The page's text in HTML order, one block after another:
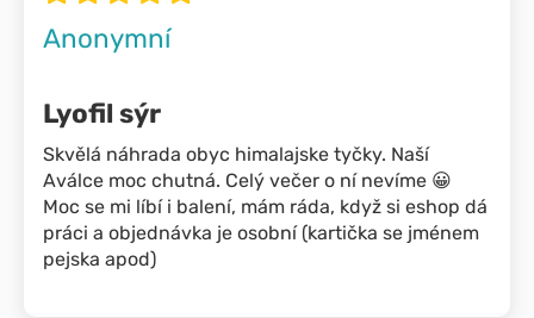
Anonymní
Lyofil sýr
Skvělá náhrada obyc himalajske tyčky. Naší
Aválce moc chutná. Celý večer o ní nevíme 😀
Moc se mi líbí i balení, mám ráda, když si eshop dá
práci a objednávka je osobní (kartička se jménem
pejska apod)